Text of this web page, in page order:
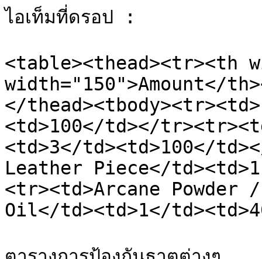
ไอเท็มที่ดรอป :
<table><thead><tr><th
width="150">Amount</
</
<td>100</td></
<td>3</td><td>100</
Leather Piece</
<tr><td>Arcane
Oil</td><td>1</